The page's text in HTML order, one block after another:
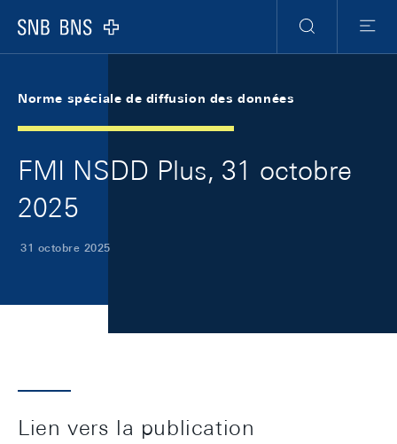
Logo
RechercheMenu
Norme spéciale de diffusion des données
FMI NSDD Plus, 31 octobre
2025
31 octobre 2025
Lien vers la publication